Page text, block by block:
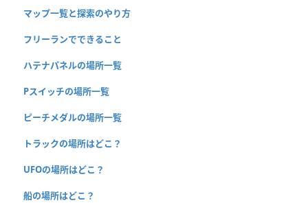
マップ一覧と探索のやり方
フリーランでできること
ハテナパネルの場所一覧
Pスイッチの場所一覧
ピーチメダルの場所一覧
トラックの場所はどこ？
UFOの場所はどこ？
船の場所はどこ？